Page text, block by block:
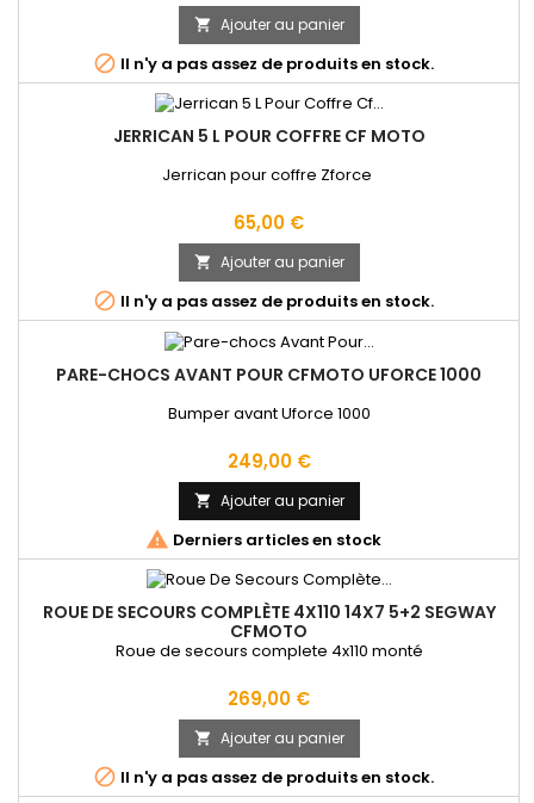
de
base
 Ajouter au panier
 Il n'y a pas assez de produits en stock.
JERRICAN 5 L POUR COFFRE CF MOTO
Jerrican pour coffre Zforce
Prix
65,00 €
 Ajouter au panier
 Il n'y a pas assez de produits en stock.
PARE-CHOCS AVANT POUR CFMOTO UFORCE 1000
Bumper avant Uforce 1000
Prix
249,00 €
 Ajouter au panier
 Derniers articles en stock
ROUE DE SECOURS COMPLÈTE 4X110 14X7 5+2 SEGWAY
CFMOTO
Roue de secours complete 4x110 monté
Prix
269,00 €
 Ajouter au panier
 Il n'y a pas assez de produits en stock.